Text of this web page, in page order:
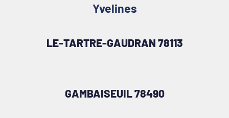
Yvelines
LE-TARTRE-GAUDRAN 78113
GAMBAISEUIL 78490